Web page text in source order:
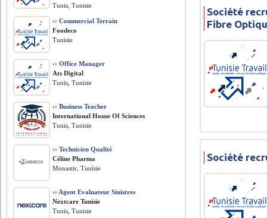
Société
Fibre
Société
Tunis, Tunisie
›› Commercial Terrain
Foodeco
Tunisie
›› Office Manager
Ats Digital
Tunis, Tunisie
›› Business Teacher
International House Of Sciences
Tunis, Tunisie
›› Technicien Qualité
Céline Pharma
Monastir, Tunisie
›› Agent Evaluateur Sinistres
Nextcare Tunisie
Tunis, Tunisie